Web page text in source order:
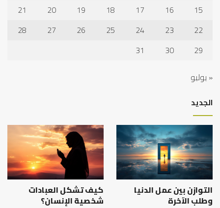
15
16
17
18
19
20
21
22
23
24
25
26
27
28
29
30
31
« يوليو
الجديد
التوازن بين عمل الدنيا
وطلب الآخرة
كيف تشكل العبادات
شخصية الإنسان؟